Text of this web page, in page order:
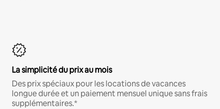
La simplicité du prix au mois
Des prix spéciaux pour les locations de vacances
longue durée et un paiement mensuel unique sans frais
supplémentaires.*